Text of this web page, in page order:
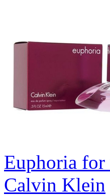
Euphoria for
Calvin Klein